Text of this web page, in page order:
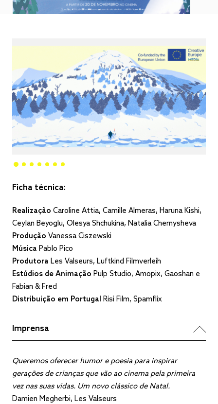
Ficha técnica:
Realização Caroline Attia, Camille Almeras, Haruna Kishi,
Ceylan Beyoglu, Olesya Shchukina, Natalia Chernysheva
Produção Vanessa Ciszewski
Música Pablo Pico
Produtora Les Valseurs, Luftkind Filmverleih
Estúdios de Animação Pulp Studio, Amopix, Gaoshan e
Fabian & Fred
Distribuição em Portugal Risi Film, Spamflix
Imprensa
Queremos oferecer humor e poesia para inspirar
gerações de crianças que vão ao cinema pela primeira
vez nas suas vidas. Um novo clássico de Natal.
Damien Megherbi, Les Valseurs